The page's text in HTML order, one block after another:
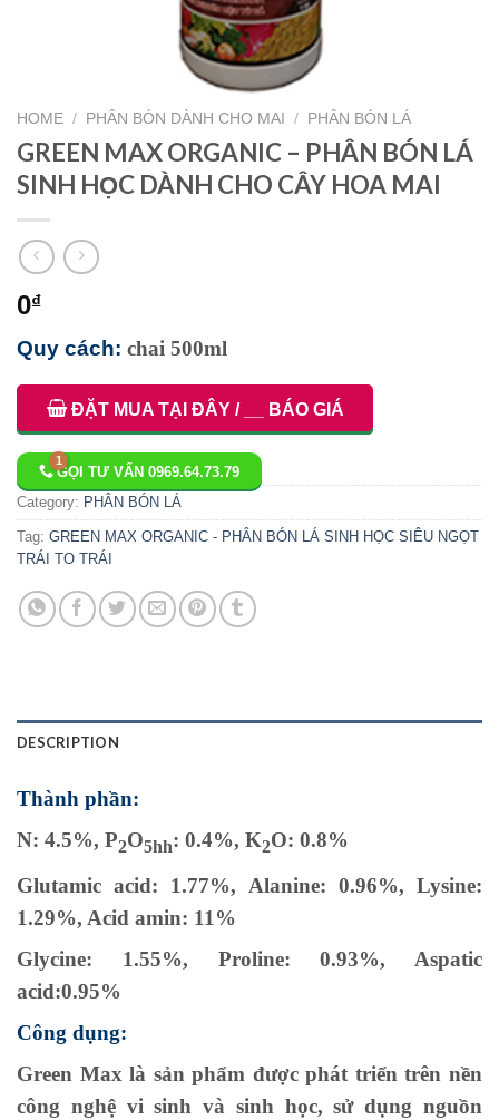
HOME / PHÂN BÓN DÀNH CHO MAI / PHÂN BÓN LÁ
GREEN MAX ORGANIC – PHÂN BÓN LÁ
SINH HỌC DÀNH CHO CÂY HOA MAI
0₫
Quy cách: chai 500ml
ĐẶT MUA TẠI ĐÂY / __ BÁO GIÁ
GỌI TƯ VẤN 0969.64.73.79
Category: PHÂN BÓN LÁ
Tag: GREEN MAX ORGANIC - PHÂN BÓN LÁ SINH HỌC SIÊU NGỌT
TRÁI TO TRÁI
DESCRIPTION
Thành phần:
N: 4.5%, P2O5hh: 0.4%, K2O: 0.8%
Glutamic acid: 1.77%, Alanine: 0.96%, Lysine:
1.29%, Acid amin: 11%
Glycine: 1.55%, Proline: 0.93%, Aspatic
acid:0.95%
Công dụng:
Green Max là sản phẩm được phát triển trên nền
công nghệ vi sinh và sinh học, sử dụng nguồn